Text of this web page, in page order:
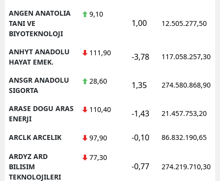
ANGEN ANATOLIA
TANI VE
BIYOTEKNOLOJI
9,10
1,00 12.505.277,50
ANHYT ANADOLU
HAYAT EMEK.
111,90 -3,78 117.058.257,30
ANSGR ANADOLU
SIGORTA
28,60 1,35 274.580.868,90
ARASE DOGU ARAS
ENERJI
110,40 -1,43 21.457.753,20
ARCLK ARCELIK 97,90 -0,10 86.832.190,65
ARDYZ ARD
BILISIM
TEKNOLOJILERI
77,30
-0,77 274.219.710,30